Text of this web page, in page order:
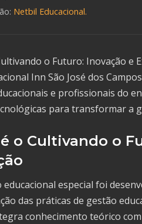
Netbil Educacional.
o Futuro: Inovação e
Inn São José dos
e profissionais do
para transformar a
o Cultivando o
educacional especial foi
das práticas de gestão
conhecimento teórico